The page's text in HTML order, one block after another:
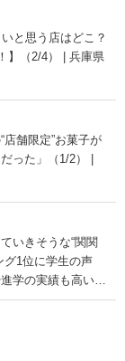
と思う店はどこ？
】（2/4） | 兵庫県
店舗限定”お菓子が
った」（1/2） |
いきそうな“関関
1位に学生の声
学の実績も高い」